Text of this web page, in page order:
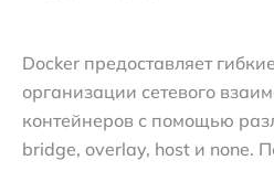
Docker предоставляет
организации сетевого
контейнеров с помощью
bridge, overlay, host и none.